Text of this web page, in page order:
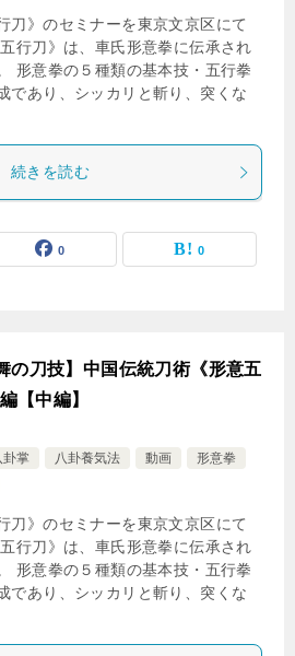
刀》のセミナーを東京文京区にて
行刀》は、車氏形意拳に伝承され
形意拳の５種類の基本技・五行拳
であり、シッカリと斬り、突くな
続きを読む
0 0
刀技】中国伝統刀術《形意五
【中編】
卦掌 八卦養気法 動画
形意拳
刀》のセミナーを東京文京区にて
行刀》は、車氏形意拳に伝承され
形意拳の５種類の基本技・五行拳
であり、シッカリと斬り、突くな